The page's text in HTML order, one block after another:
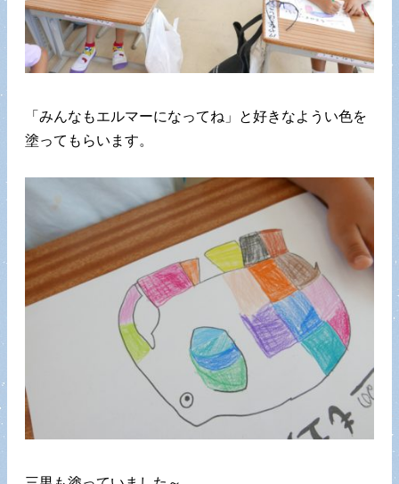
「みんなもエルマーになってね」と好きなようい色を
塗ってもらいます。